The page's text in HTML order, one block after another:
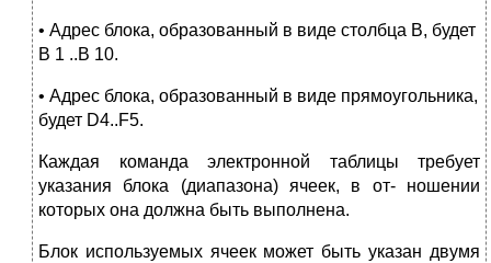
• Адрес блока, образованный в виде столбца В, будет
В 1 ..В 10.
• Адрес блока, образованный в виде прямоугольника,
будет D4..F5.
Каждая команда электронной таблицы требует
указания блока (диапазона) ячеек, в от- ношении
которых она должна быть выполнена.
Блок используемых ячеек может быть указан двумя